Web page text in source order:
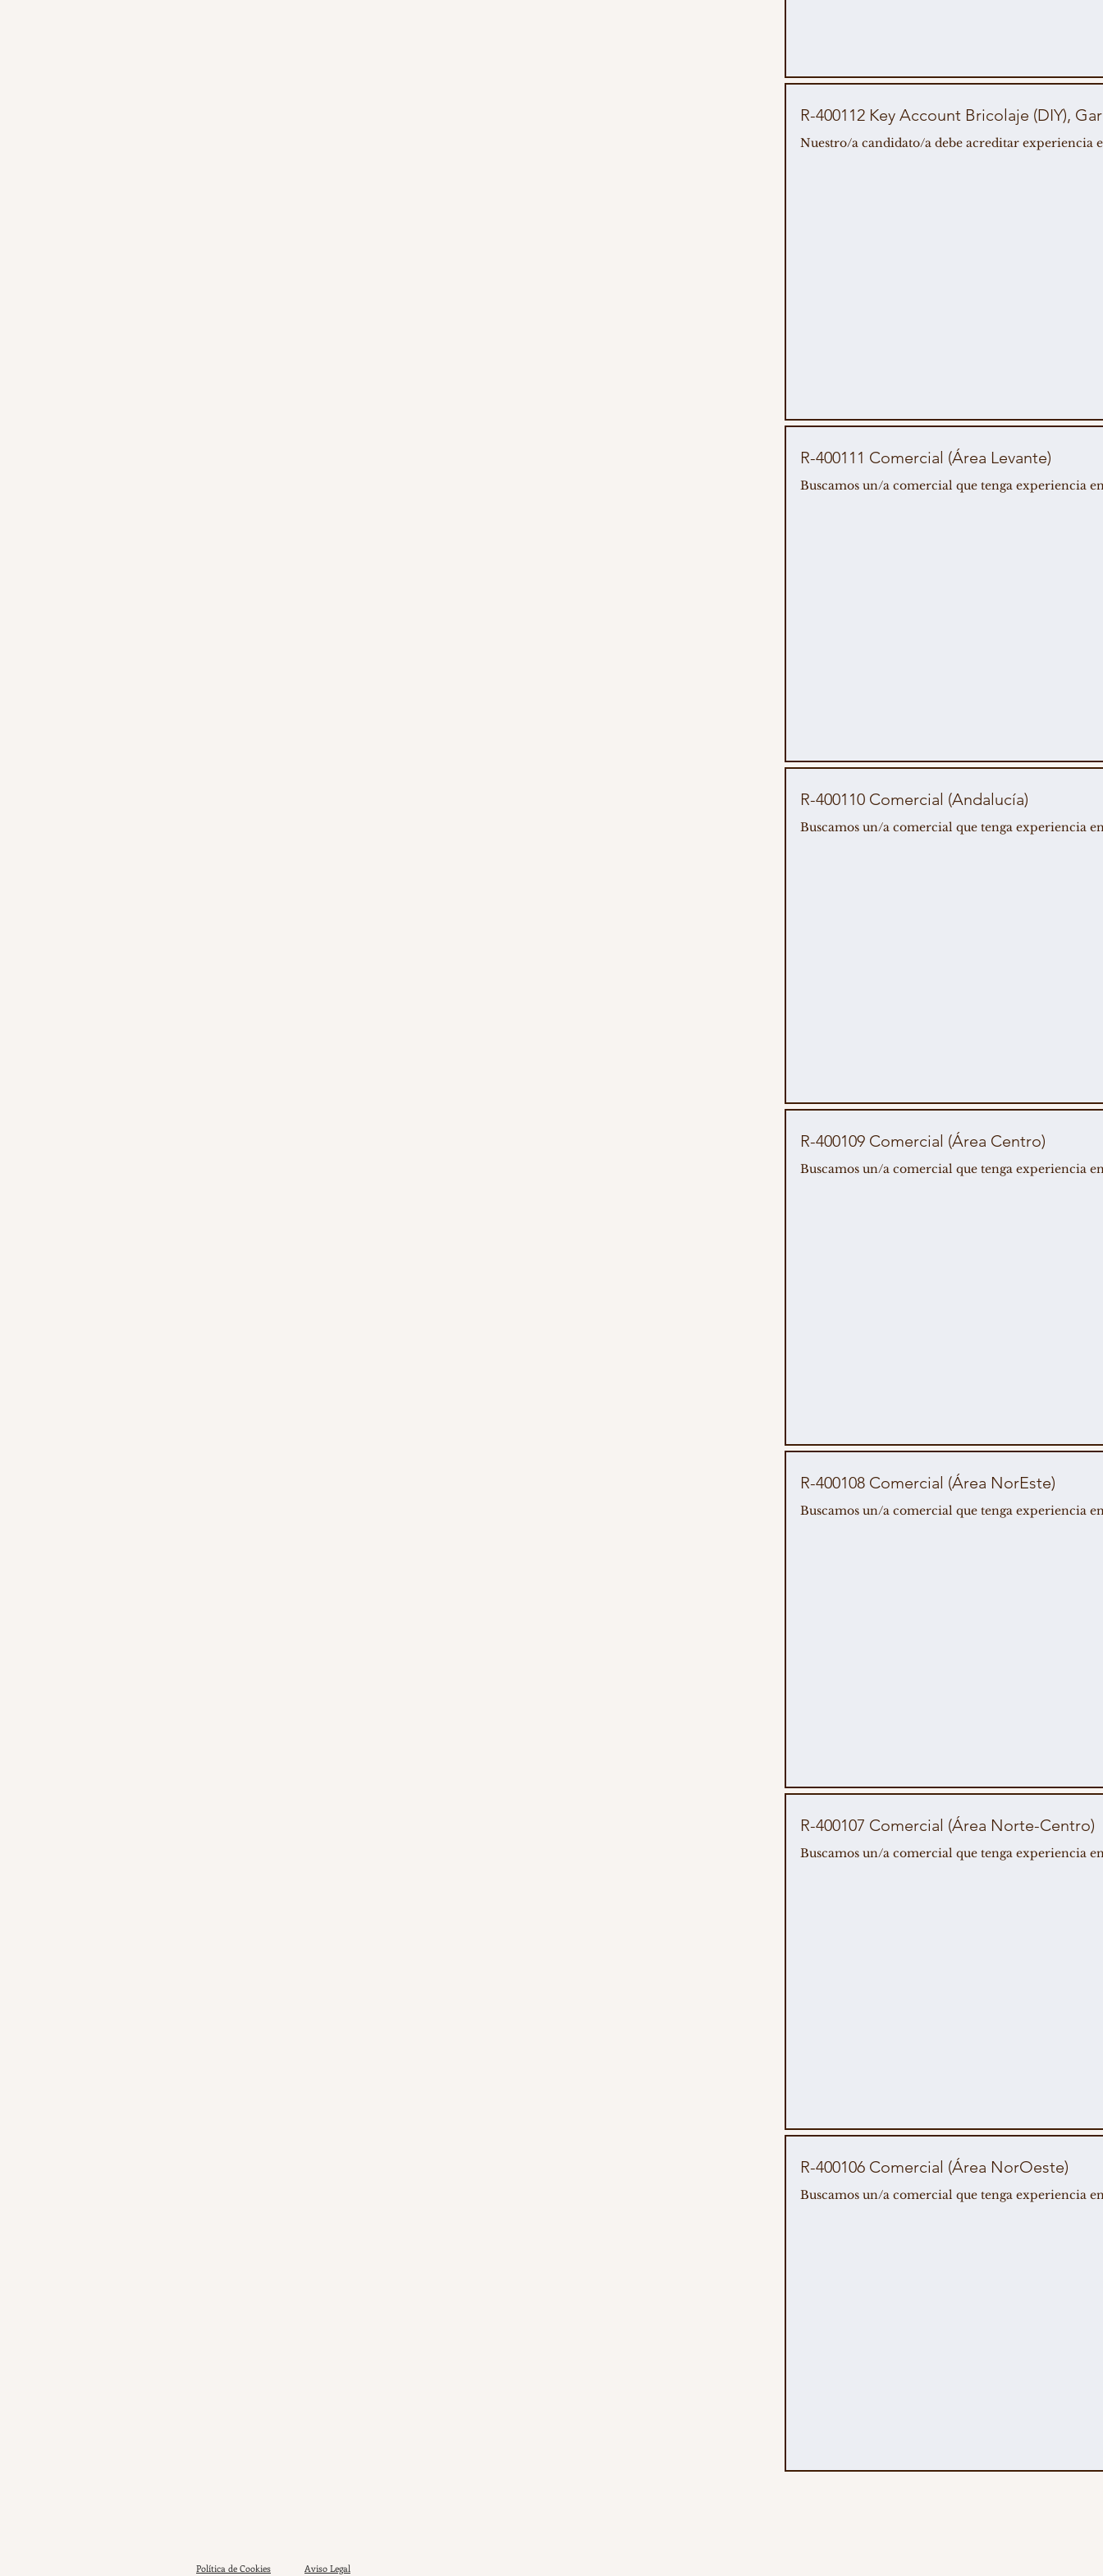
R-400112 Key Account Bricolaje (DIY),
Nuestro/a candidato/a debe acreditar experiencia
R-400111 Comercial (Área Levante)
Buscamos un/a comercial que tenga experiencia
R-400110 Comercial (Andalucía)
Buscamos un/a comercial que tenga experiencia
R-400109 Comercial (Área Centro)
Buscamos un/a comercial que tenga experiencia
R-400108 Comercial (Área NorEste)
Buscamos un/a comercial que tenga experiencia
R-400107 Comercial (Área Norte-Centro)
Buscamos un/a comercial que tenga experiencia
R-400106 Comercial (Área NorOeste)
Buscamos un/a comercial que tenga experiencia
Política de Cookies Aviso Legal